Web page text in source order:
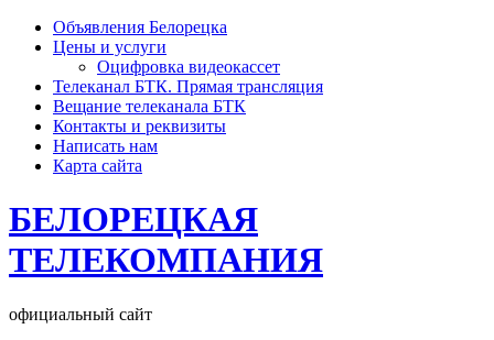
Объявления Белорецка
Цены и услуги
Оцифровка видеокассет
Телеканал БТК. Прямая трансляция
Вещание телеканала БТК
Контакты и реквизиты
Написать нам
Карта сайта
БЕЛОРЕЦКАЯ
ТЕЛЕКОМПАНИЯ
официальный сайт